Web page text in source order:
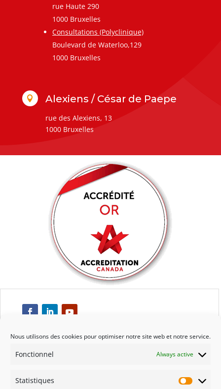
Nous utilisons des cookies pour optimiser notre site web et notre service.
Fonctionnel Always active
Statistiques
rue Haute 290
1000 Bruxelles
Consultations (Polyclinique)
Boulevard de Waterloo,129
1000 Bruxelles
 Alexiens / César de Paepe
rue des Alexiens, 13
1000 Bruxelles
Respect
Engagement